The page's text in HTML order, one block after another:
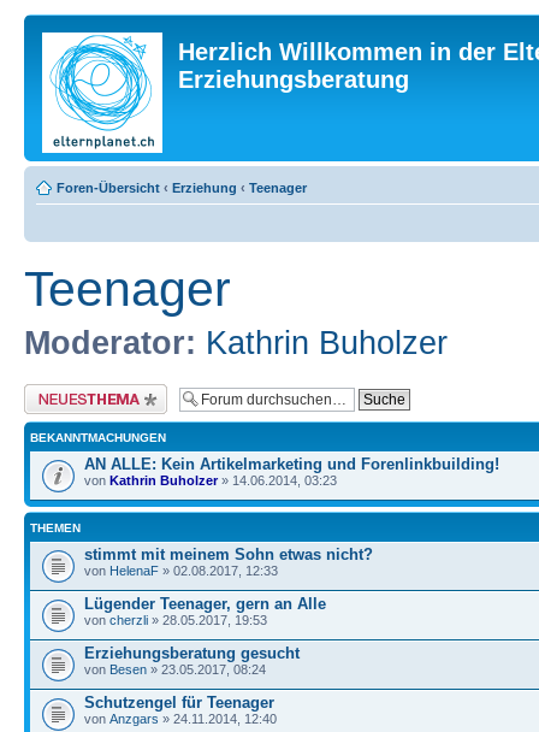
Herzlich Willkommen in der
Erziehungsberatung
Foren-Übersicht ‹ Erziehung ‹ Teenager
Teenager
Moderator: Kathrin Buholzer
Neues Thema erstellen
BEKANNTMACHUNGEN
AN ALLE: Kein Artikelmarketing und Forenlinkbuilding!
von Kathrin Buholzer» 14.06.2014, 03:23
THEMEN
stimmt mit meinem Sohn etwas nicht?
von HelenaF » 02.08.2017, 12:33
Lügender Teenager, gern an Alle
von cherzli » 28.05.2017, 19:53
Erziehungsberatung gesucht
von Besen » 23.05.2017, 08:24
Schutzengel für Teenager
von Anzgars » 24.11.2014, 12:40